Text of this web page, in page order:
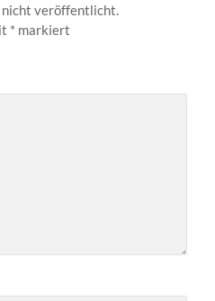
veröffentlicht.
* markiert